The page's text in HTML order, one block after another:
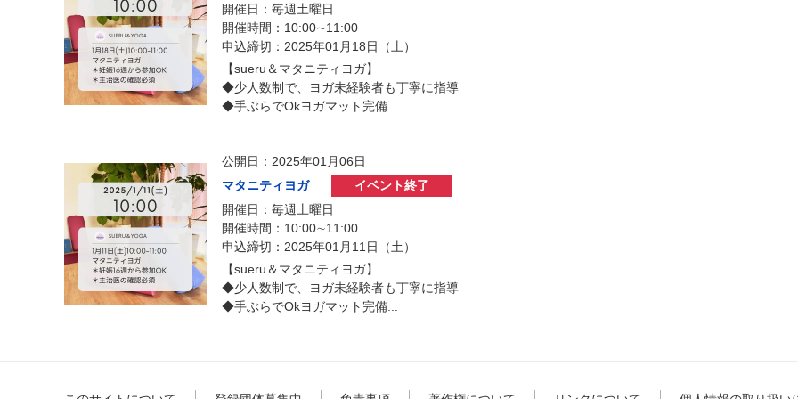
開催日：毎週土曜日
開催時間：10:00∼11:00
申込締切：2025年01月18日（土）
【sueru＆マタニティヨガ】
◆少人数制で、ヨガ未経験者も丁寧に指導
◆手ぶらでOkヨガマット完備...
公開日：2025年01月06日
マタニティヨガ
イベント終了
開催日：毎週土曜日
開催時間：10:00∼11:00
申込締切：2025年01月11日（土）
【sueru＆マタニティヨガ】
◆少人数制で、ヨガ未経験者も丁寧に指導
◆手ぶらでOkヨガマット完備...